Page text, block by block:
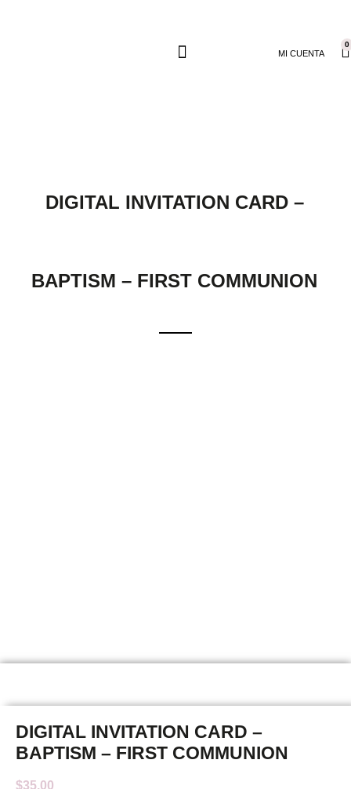
MI CUENTA
0
DIGITAL INVITATION CARD –
BAPTISM – FIRST COMMUNION
DIGITAL INVITATION CARD –
BAPTISM – FIRST COMMUNION
$35.00